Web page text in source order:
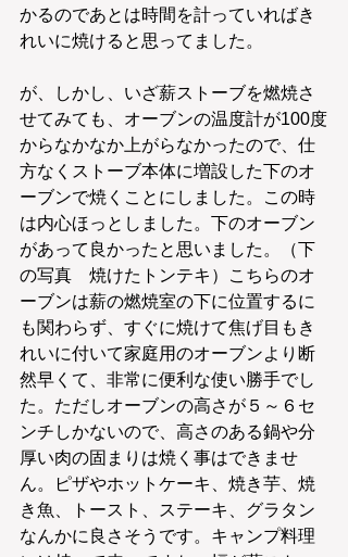
かるのであとは時間を計っていればき
れいに焼けると思ってました。
が、しかし、いざ薪ストーブを燃焼さ
せてみても、オーブンの温度計が100度
からなかなか上がらなかったので、仕
方なくストーブ本体に増設した下のオ
ーブンで焼くことにしました。この時
は内心ほっとしました。下のオーブン
があって良かったと思いました。（下
の写真　焼けたトンテキ）こちらのオ
ーブンは薪の燃焼室の下に位置するに
も関わらず、すぐに焼けて焦げ目もき
れいに付いて家庭用のオーブンより断
然早くて、非常に便利な使い勝手でし
た。ただしオーブンの高さが５～６セ
ンチしかないので、高さのある鍋や分
厚い肉の固まりは焼く事はできませ
ん。ピザやホットケーキ、焼き芋、焼
き魚、トースト、ステーキ、グラタン
なんかに良さそうです。キャンプ料理